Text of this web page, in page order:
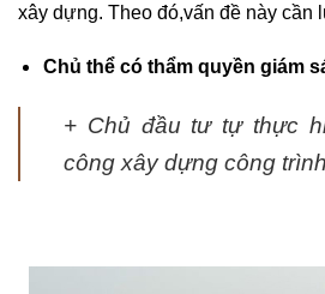
xây dựng. Theo đó,vấn đề này cần
Chủ thể có thẩm quyền giám
+ Chủ đầu tư tự thực
công xây dựng công trình